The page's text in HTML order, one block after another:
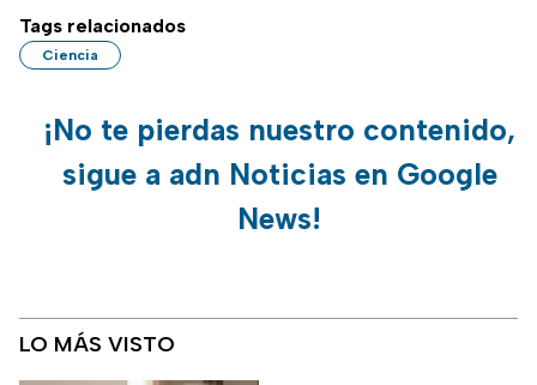
Tags relacionados
Ciencia
¡No te pierdas nuestro contenido,
sigue a adn Noticias en Google
News!
LO MÁS VISTO